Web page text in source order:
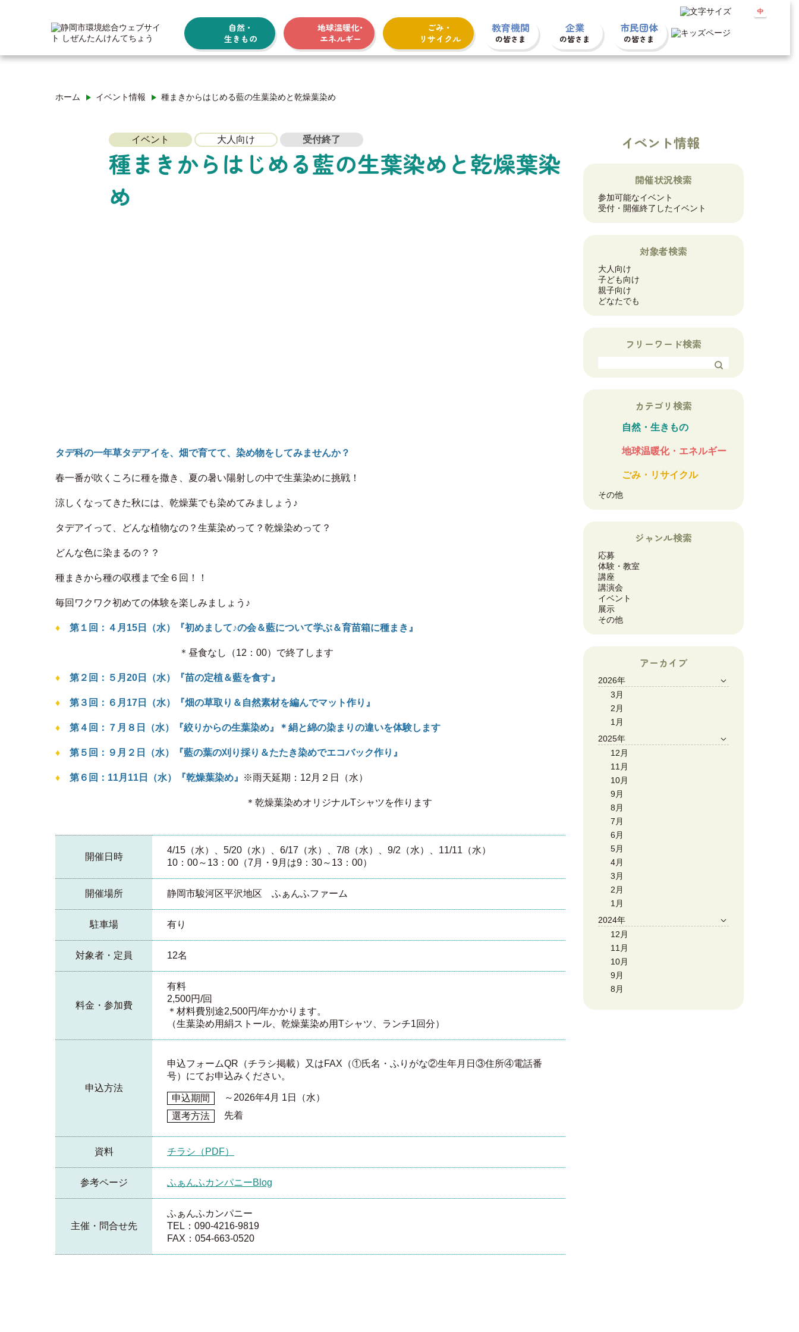
小中
自然・
生きもの
地球温暖化･
エネルギー
ごみ・
リサイクル
教育機関
の皆さま
企業
の皆さま
市民団体
の皆さま
ホーム イベント情報 種まきからはじめる藍の生葉染めと乾燥葉染め
イベント 大人向け 受付終了
種まきからはじめる藍の生葉染めと乾燥葉染
め
タデ科の一年草タデアイを、畑で育てて、染め物をしてみませんか？
春一番が吹くころに種を撒き、夏の暑い陽射しの中で生葉染めに挑戦！
涼しくなってきた秋には、乾燥葉でも染めてみましょう♪
タデアイって、どんな植物なの？生葉染めって？乾燥染めって？
どんな色に染まるの？？
種まきから種の収穫まで全６回！！
毎回ワクワク初めての体験を楽しみましょう♪
♦ 第１回：４月15日（水）『初めまして♪の会＆藍について学ぶ＆育苗箱に種まき』
＊昼食なし（12：00）で終了します
♦ 第２回：５月20日（水）『苗の定植＆藍を食す』
♦ 第３回：６月17日（水）『畑の草取り＆自然素材を編んでマット作り』
♦ 第４回：７月８日（水）『絞りからの生葉染め』＊絹と綿の染まりの違いを体験します
♦ 第５回：９月２日（水）『藍の葉の刈り採り＆たたき染めでエコバック作り』
♦ 第６回：11月11日（水）『乾燥葉染め』 ※雨天延期：12月２日（水）
＊乾燥葉染めオリジナルTシャツを作ります
開催日時
4/15（水）、5/20（水）、6/17（水）、7/8（水）、9/2（水）、11/11（水）
10：00～13：00（7月・9月は9：30～13：00）
開催場所 静岡市駿河区平沢地区 ふぁんふファーム
駐車場 有り
対象者・定員 12名
料金・参加費
有料
2,500円/回
＊材料費別途2,500円/年かかります。
（生葉染め用絹ストール、乾燥葉染め用Tシャツ、ランチ1回分）
申込方法
申込フォームQR（チラシ掲載）又はFAX（①氏名・ふりがな②生年月日③住所④電話番
号）にてお申込みください。
申込期間
～2026年4月 1日（水）
選考方法
先着
資料 チラシ（PDF）
参考ページ ふぁんふカンパニーBlog
主催・問合せ先
ふぁんふカンパニー
TEL：090-4216-9819
FAX：054-663-0520
イベント情報
開催状況検索
参加可能なイベント
受付・開催終了したイベント
対象者検索
大人向け
子ども向け
親子向け
どなたでも
フリーワード検索
カテゴリ検索
自然・生きもの
地球温暖化・エネルギー
ごみ・リサイクル
その他
ジャンル検索
応募
体験・教室
講座
講演会
イベント
展示
その他
アーカイブ
2026年
3月
2月
1月
2025年
12月
11月
10月
9月
8月
7月
6月
5月
4月
3月
2月
1月
2024年
12月
11月
10月
9月
8月